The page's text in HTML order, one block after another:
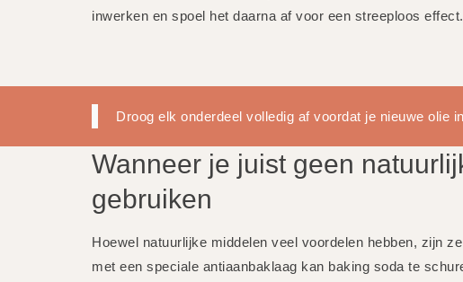
inwerken en spoel het daarna af voor een streeploos effect.
Droog elk onderdeel volledig af voordat je nieuwe olie
Wanneer je juist geen
gebruiken
Hoewel natuurlijke middelen veel voordelen hebben, zijn
met een speciale antiaanbaklaag kan baking soda te